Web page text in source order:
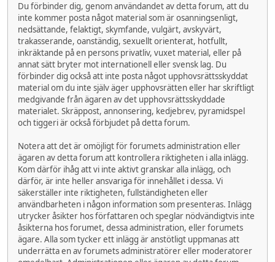
Du förbinder dig, genom användandet av detta forum, att du
inte kommer posta något material som är osanningsenligt,
nedsättande, felaktigt, skymfande, vulgärt, avskyvärt,
trakasserande, oanständig, sexuellt orienterat, hotfullt,
inkräktande på en persons privatliv, vuxet material, eller på
annat sätt bryter mot internationell eller svensk lag. Du
förbinder dig också att inte posta något upphovsrättsskyddat
material om du inte själv äger upphovsrätten eller har skriftligt
medgivande från ägaren av det upphovsrättsskyddade
materialet. Skräppost, annonsering, kedjebrev, pyramidspel
och tiggeri är också förbjudet på detta forum.
Notera att det är omöjligt för forumets administration eller
ägaren av detta forum att kontrollera riktigheten i alla inlägg.
Kom därför ihåg att vi inte aktivt granskar alla inlägg, och
därför, är inte heller ansvariga för innehållet i dessa. Vi
säkerställer inte riktigheten, fullständigheten eller
användbarheten i någon information som presenteras. Inlägg
utrycker åsikter hos författaren och speglar nödvändigtvis inte
åsikterna hos forumet, dessa administration, eller forumets
ägare. Alla som tycker ett inlägg är anstötligt uppmanas att
underrätta en av forumets administratörer eller moderatorer